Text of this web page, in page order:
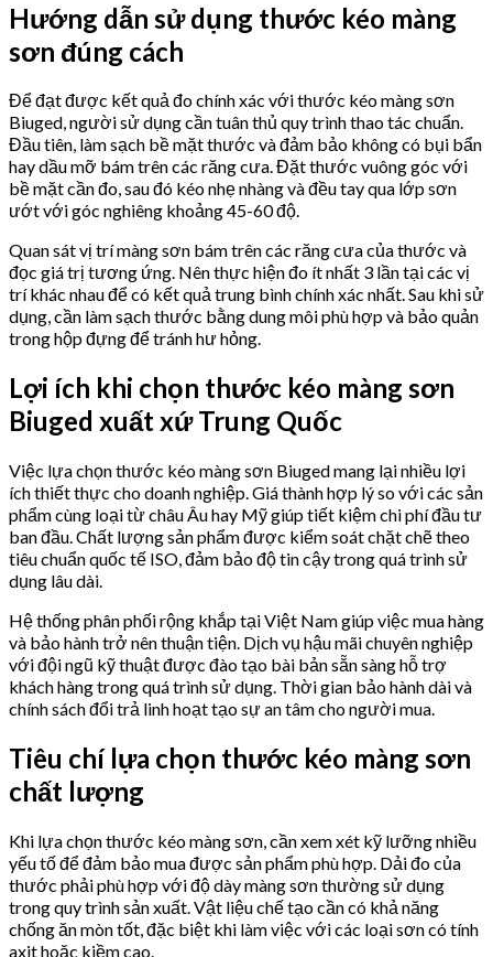
Hướng dẫn sử dụng thước kéo màng
sơn đúng cách
Để đạt được kết quả đo chính xác với thước kéo màng sơn
Biuged, người sử dụng cần tuân thủ quy trình thao tác chuẩn.
Đầu tiên, làm sạch bề mặt thước và đảm bảo không có bụi bẩn
hay dầu mỡ bám trên các răng cưa. Đặt thước vuông góc với
bề mặt cần đo, sau đó kéo nhẹ nhàng và đều tay qua lớp sơn
ướt với góc nghiêng khoảng 45-60 độ.
Quan sát vị trí màng sơn bám trên các răng cưa của thước và
đọc giá trị tương ứng. Nên thực hiện đo ít nhất 3 lần tại các vị
trí khác nhau để có kết quả trung bình chính xác nhất. Sau khi sử
dụng, cần làm sạch thước bằng dung môi phù hợp và bảo quản
trong hộp đựng để tránh hư hỏng.
Lợi ích khi chọn thước kéo màng sơn
Biuged xuất xứ Trung Quốc
Việc lựa chọn thước kéo màng sơn Biuged mang lại nhiều lợi
ích thiết thực cho doanh nghiệp. Giá thành hợp lý so với các sản
phẩm cùng loại từ châu Âu hay Mỹ giúp tiết kiệm chi phí đầu tư
ban đầu. Chất lượng sản phẩm được kiểm soát chặt chẽ theo
tiêu chuẩn quốc tế ISO, đảm bảo độ tin cậy trong quá trình sử
dụng lâu dài.
Hệ thống phân phối rộng khắp tại Việt Nam giúp việc mua hàng
và bảo hành trở nên thuận tiện. Dịch vụ hậu mãi chuyên nghiệp
với đội ngũ kỹ thuật được đào tạo bài bản sẵn sàng hỗ trợ
khách hàng trong quá trình sử dụng. Thời gian bảo hành dài và
chính sách đổi trả linh hoạt tạo sự an tâm cho người mua.
Tiêu chí lựa chọn thước kéo màng sơn
chất lượng
Khi lựa chọn thước kéo màng sơn, cần xem xét kỹ lưỡng nhiều
yếu tố để đảm bảo mua được sản phẩm phù hợp. Dải đo của
thước phải phù hợp với độ dày màng sơn thường sử dụng
trong quy trình sản xuất. Vật liệu chế tạo cần có khả năng
chống ăn mòn tốt, đặc biệt khi làm việc với các loại sơn có tính
axit hoặc kiềm cao.